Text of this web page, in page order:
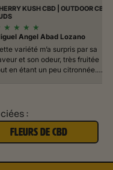
KUSH CBD | OUTDOOR CBD
★ ★ ★ ★
Angel Abad Lozano
variété m’a surpris par sa
et son odeur, très fruitée
en étant un peu citronnée.…
:
FLEURS DE CBD